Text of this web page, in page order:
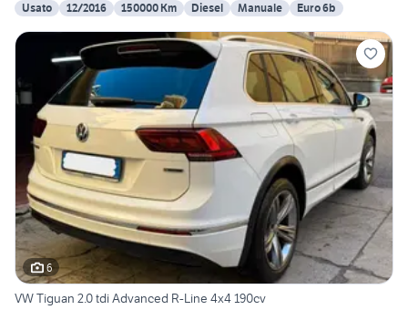
Usato
12/2016 150000 Km Diesel Manuale Euro 6b
6
VW Tiguan 2.0 tdi Advanced R-Line 4x4 190cv